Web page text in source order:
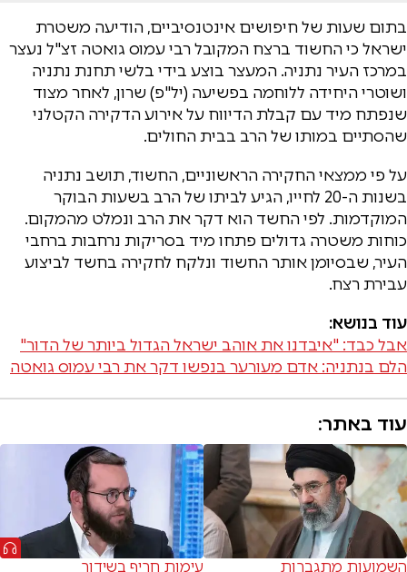
בתום שעות של חיפושים אינטנסיביים, הודיעה משטרת
ישראל כי החשוד ברצח המקובל רבי עמוס גואטה זצ"ל נעצר
במרכז העיר נתניה. המעצר בוצע בידי בלשי תחנת נתניה
ושוטרי היחידה ללוחמה בפשיעה (יל"פ) שרון, לאחר מצוד
שנפתח מיד עם קבלת הדיווח על אירוע הדקירה הקטלני
שהסתיים במותו של הרב בבית החולים.
על פי ממצאי החקירה הראשוניים, החשוד, תושב נתניה
בשנות ה-20 לחייו, הגיע לביתו של הרב בשעות הבוקר
המוקדמות. לפי החשד הוא דקר את הרב ונמלט מהמקום.
כוחות משטרה גדולים פתחו מיד בסריקות נרחבות ברחבי
העיר, שבסיומן אותר החשוד ונלקח לחקירה בחשד לביצוע
עבירת רצח.
עוד בנושא:
אבל כבד: "איבדנו את אוהב ישראל הגדול ביותר של הדור"
הלם בנתניה: אדם מעורער בנפשו דקר את רבי עמוס גואטה
עוד באתר:
השמועות מתגברות
עימות חריף בשידור